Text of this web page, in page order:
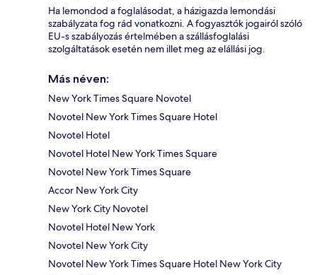
Ha lemondod a foglalásodat, a házigazda lemondási
szabályzata fog rád vonatkozni. A fogyasztók jogairól szóló
EU-s szabályozás értelmében a szállásfoglalási
szolgáltatások esetén nem illet meg az elállási jog.
Más néven:
New York Times Square Novotel
Novotel New York Times Square Hotel
Novotel Hotel
Novotel Hotel New York Times Square
Novotel New York Times Square
Accor New York City
New York City Novotel
Novotel Hotel New York
Novotel New York City
Novotel New York Times Square Hotel New York City